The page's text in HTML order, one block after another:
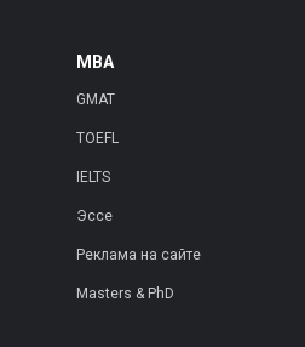
MBA
GMAT
TOEFL
IELTS
Эссе
Реклама на сайте
Masters & PhD